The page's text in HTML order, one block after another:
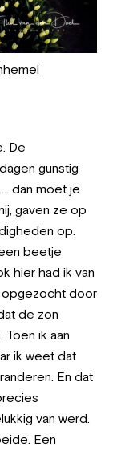
De
gunstig
dan moet je
gaven ze op
op.
beetje
hier had ik van
opgezocht door
de zon
ik aan
ik weet dat
En dat
van werd.
Een